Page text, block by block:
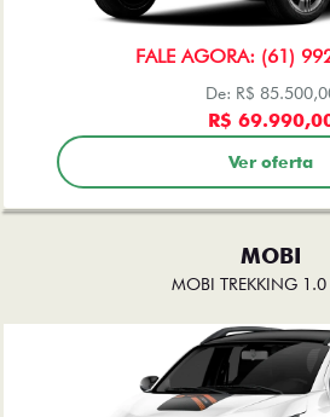
FALE AGORA: (61)
De: R$
R$
Ver oferta
MOBI
MOBI TREKKING